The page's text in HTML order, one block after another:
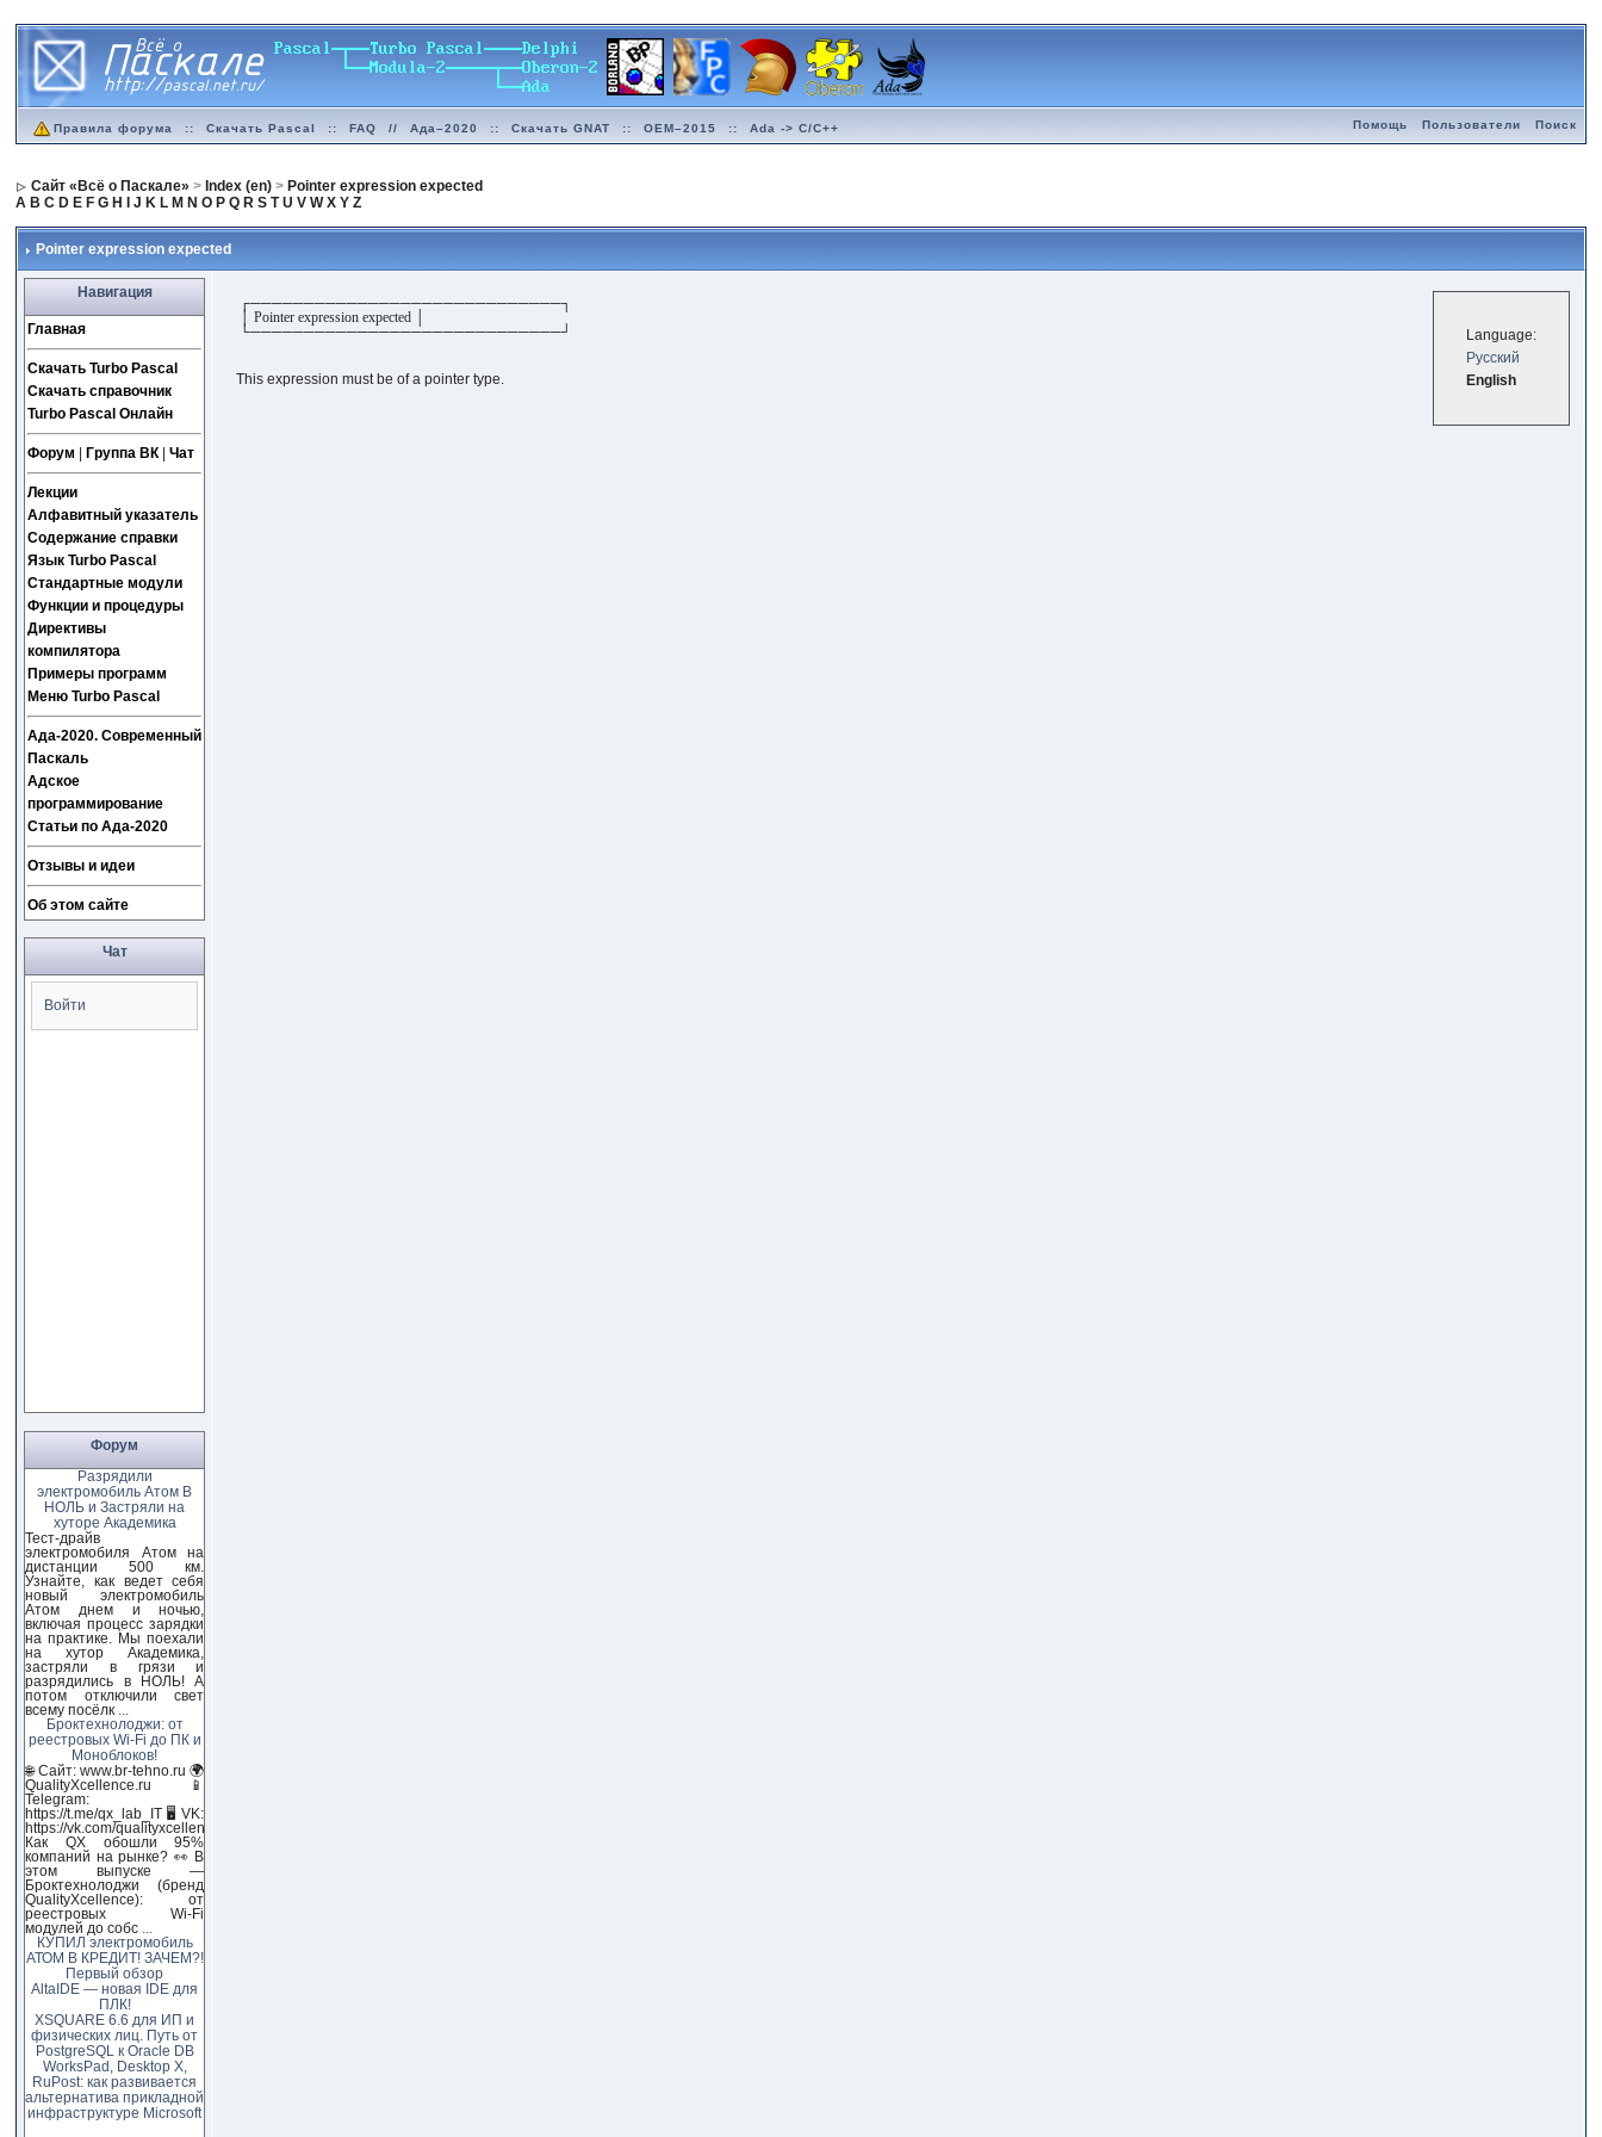
Правила форума :: Скачать Pascal :: FAQ // Ада–2020 :: Скачать GNAT :: OEM–2015 :: Ada -> C/C++ Помощь Пользователи Поиск
Сайт «Всё о Паскале» > Index (en) > Pointer expression expected
A B C D E F G H J K L M N O P Q R S T U V W X Y Z
Pointer expression expected
Навигация
Главная
Скачать Turbo Pascal
Скачать справочник
Turbo Pascal Онлайн
Форум Группа ВК|Чат
Лекции
Алфавитный указатель
Содержание справки
Язык Turbo Pascal
Стандартные модули
Функции и процедуры
Директивы
компилятора
Примеры программ
Меню Turbo Pascal
Ада-2020. Современный
Паскаль
Адское
программирование
Статьи по Ада-2020
Отзывы и идеи
Об этом сайте
Чат
Войти
Форум
Разрядили
электромобиль Атом В
НОЛЬ и Застряли на
хуторе Академика
Тест-драйв
электромобиля Атом на
дистанции 500 км.
Узнайте, как ведет себя
новый электромобиль
Атом днем и ночью,
включая процесс зарядки
на практике. Мы поехали
на хутор Академика,
застряли в грязи и
разрядились в НОЛЬ! А
потом отключили свет
всему посёлк
Броктехнолоджи: от
реестровых Wi-Fi до ПК и
Моноблоков!
🌐 Сайт: www.br-tehno.ru 🌍
QualityXcellence.ru 📱
Telegram:
https://t.me/qx_lab_IT 🖥 VK:
https://vk.com/qualityxcellenc
Как QX обошли 95%
компаний на рынке? 👀 В
этом выпуске —
Броктехнолоджи (бренд
QualityXcellence): от
реестровых Wi-Fi
модулей до собс
КУПИЛ электромобиль
АТОМ В КРЕДИТ! ЗАЧЕМ?!
Первый обзор
AltaIDE — новая IDE для
ПЛК!
XSQUARE 6.6 для ИП и
физических лиц. Путь от
PostgreSQL к Oracle DB
WorksPad, Desktop X,
RuPost: как развивается
альтернатива прикладной
инфраструктуре Microsoft
Language:
Русский
English
┌─────────────────────────────┐
│ Pointer expression expected │
└─────────────────────────────┘
This expression must be of a pointer type.